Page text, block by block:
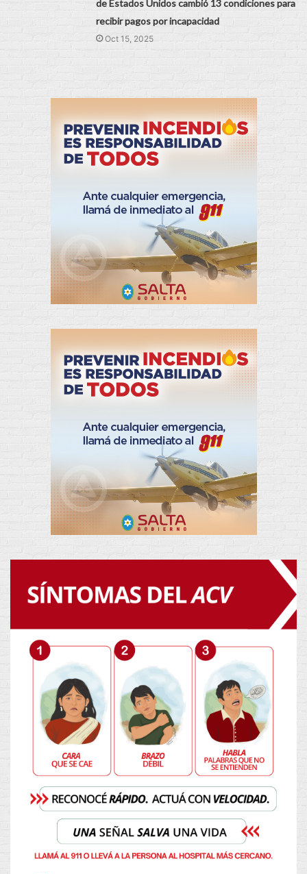
de Estados Unidos cambió 13 condiciones para
recibir pagos por incapacidad
Oct 15, 2025